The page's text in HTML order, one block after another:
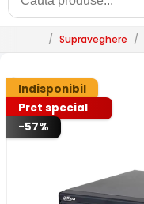
/ Supraveghere /
Indisponibil
Pret special
-57%